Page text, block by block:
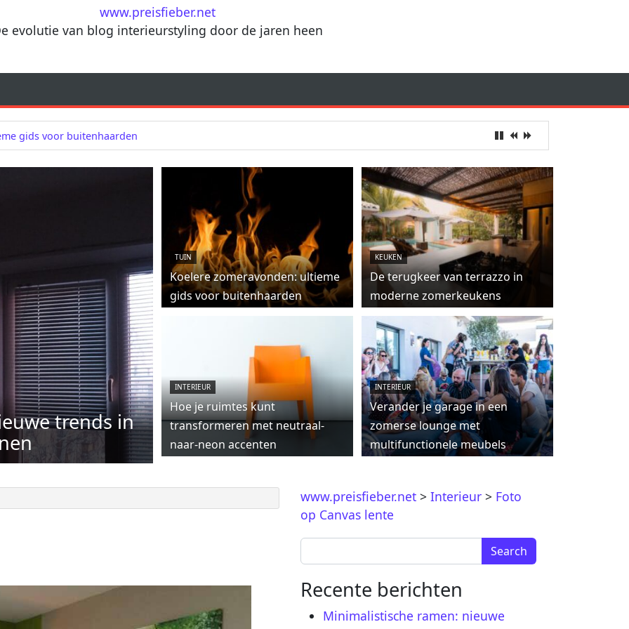
www.preisfieber.net
evolutie van blog interieurstyling door de jaren heen
gids voor buitenhaarden
trends in
TUIN
Koelere zomeravonden: ultieme
gids voor buitenhaarden
KEUKEN
De terugkeer van terrazzo in
moderne zomerkeukens
INTERIEUR
Hoe je ruimtes kunt
transformeren met neutraal-
naar-neon accenten
INTERIEUR
Verander je garage in een
zomerse lounge met
multifunctionele meubels
www.preisfieber.net > Interieur > Foto
op Canvas lente
Search for:
Recente berichten
Minimalistische ramen: nieuwe